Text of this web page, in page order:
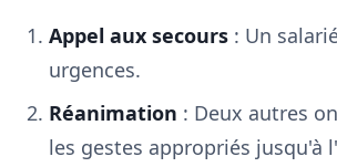
Appel aux secours : Un
urgences.
Réanimation : Deux autres
les gestes appropriés jusqu'à